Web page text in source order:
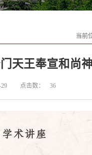
当前
天王奉宣和尚
点击数： 36